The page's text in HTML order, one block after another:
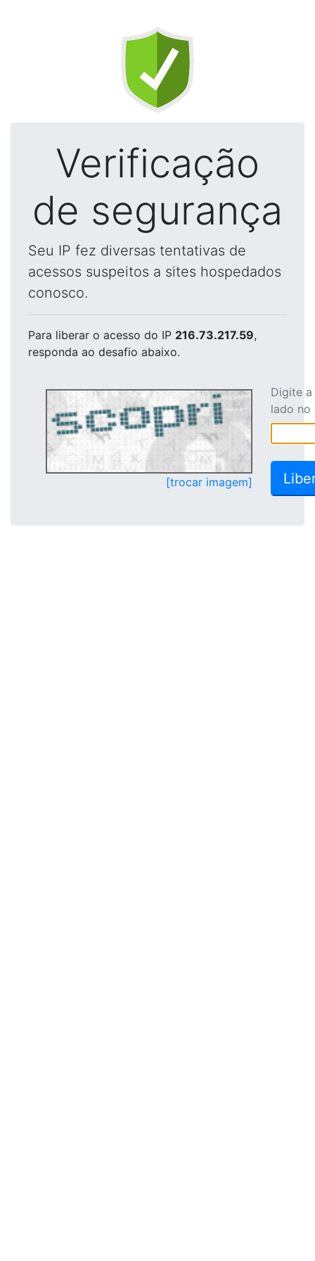
Verificação
de segurança
Seu IP fez diversas tentativas de
acessos suspeitos a sites hospedados
conosco.
Para liberar o acesso do IP 216.73.217.59,
responda ao desafio abaixo.
[trocar imagem]
Digite
lado no